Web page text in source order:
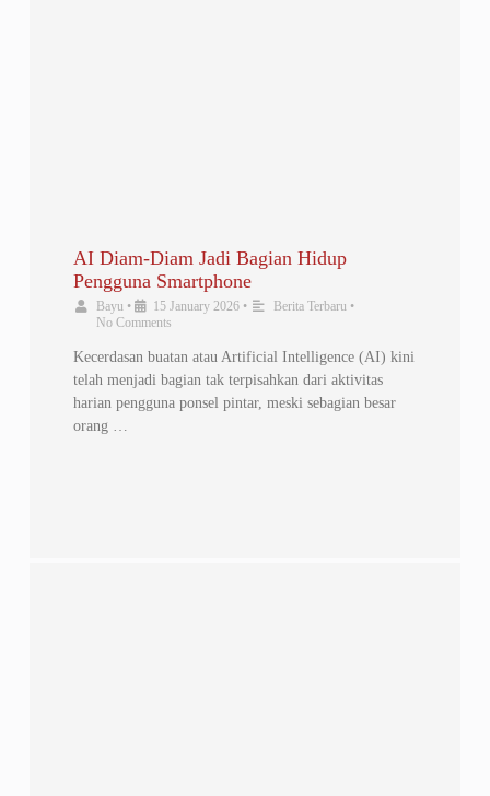
AI Diam-Diam Jadi Bagian Hidup
Pengguna Smartphone
Bayu • 15 January 2026 • Berita Terbaru •
No Comments
Kecerdasan buatan atau Artificial Intelligence (AI) kini
telah menjadi bagian tak terpisahkan dari aktivitas
harian pengguna ponsel pintar, meski sebagian besar
orang …